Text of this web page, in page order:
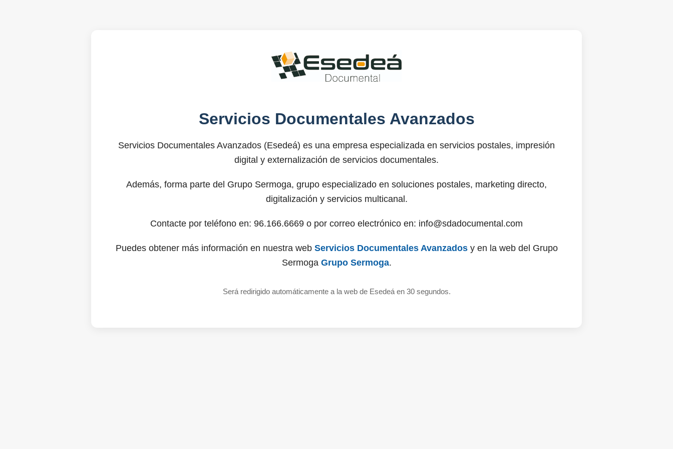
Servicios Documentales Avanzados
Servicios Documentales Avanzados (Esedeá) es una empresa especializada en servicios postales, impresión
digital y externalización de servicios documentales.
Además, forma parte del Grupo Sermoga, grupo especializado en soluciones postales, marketing directo,
digitalización y servicios multicanal.
Contacte por teléfono en: 96.166.6669 o por correo electrónico en: info@sdadocumental.com
Puedes obtener más información en nuestra web Servicios Documentales Avanzadosy en la web del Grupo
Sermoga Grupo Sermoga.
Será redirigido automáticamente a la web de Esedeá en 30 segundos.